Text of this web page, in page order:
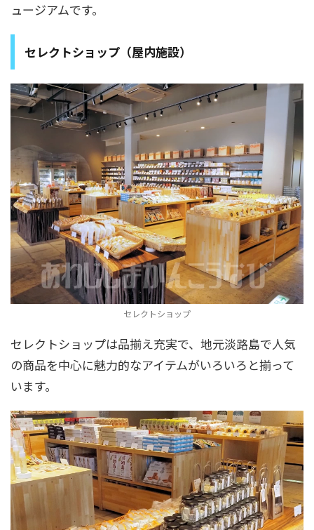
ュージアムです。
セレクトショップ（屋内施設）
セレクトショップ
セレクトショップは品揃え充実で、地元淡路島で人気
の商品を中心に魅力的なアイテムがいろいろと揃って
います。